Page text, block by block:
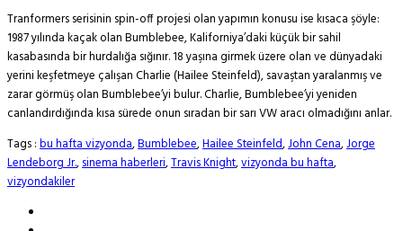
Tranformers serisinin spin-off projesi olan yapımın konusu ise kısaca şöyle:
1987 yılında kaçak olan Bumblebee, Kaliforniya’daki küçük bir sahil
kasabasında bir hurdalığa sığınır. 18 yaşına girmek üzere olan ve dünyadaki
yerini keşfetmeye çalışan Charlie (Hailee Steinfeld), savaştan yaralanmış ve
zarar görmüş olan Bumblebee’yi bulur. Charlie, Bumblebee’yi yeniden
canlandırdığında kısa sürede onun sıradan bir sarı VW aracı olmadığını anlar.
Tags :bu hafta vizyonda,Bumblebee,Hailee Steinfeld,John Cena,Jorge
Lendeborg Jr.,sinema haberleri,Travis Knight,vizyonda bu hafta,
vizyondakiler